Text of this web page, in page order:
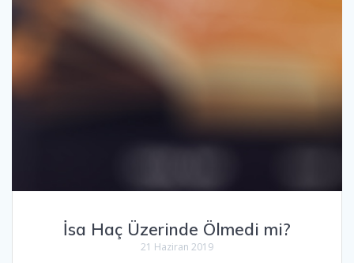
İsa Haç Üzerinde Ölmedi mi?
21 Haziran 2019